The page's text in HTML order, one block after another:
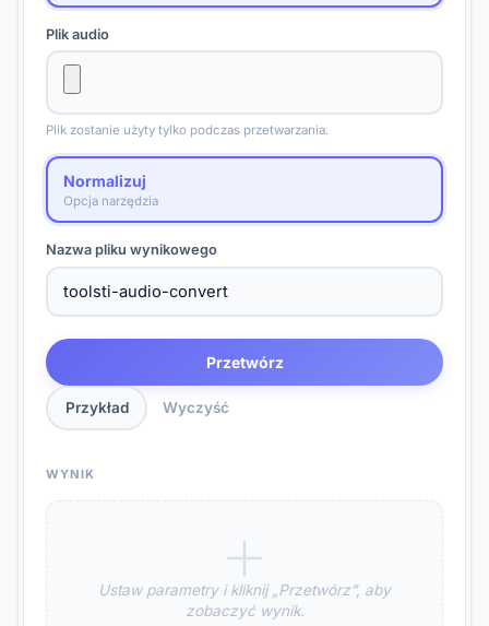
Plik audio
Plik zostanie użyty tylko podczas przetwarzania.
Normalizuj
Opcja narzędzia
Nazwa pliku wynikowego
Przetwórz
Przykład Wyczyść
WYNIK
Ustaw parametry i kliknij „Przetwórz”, aby
zobaczyć wynik.